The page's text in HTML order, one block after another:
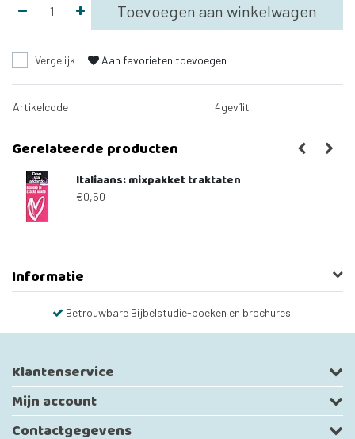
Toevoegen aan winkelwagen
Vergelijk Aan favorieten toevoegen
Artikelcode 4gev1it
Gerelateerde producten
Italiaans: mixpakket traktaten
€0,50
Informatie
boeken en brochures Gratis maandelijks
Klantenservice
Mijn account
Contactgegevens